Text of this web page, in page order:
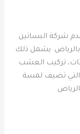
شركة البساتين
بالرياض. يشمل ذلك
تركيب العشب
التي تضيف لمسة